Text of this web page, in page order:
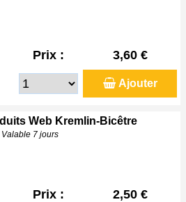
Prix : 3,60 €
Ajouter
Web Kremlin-Bicêtre
Valable 7 jours
Prix : 2,50 €